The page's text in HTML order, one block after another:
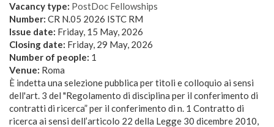
Vacancy type: PostDoc Fellowships
Number: CR N.05 2026 ISTC RM
Issue date: Friday, 15 May, 2026
Closing date: Friday, 29 May, 2026
Number of people: 1
Venue: Roma
È indetta una selezione pubblica per titoli e colloquio ai sensi
dell'art. 3 del "Regolamento di disciplina per il conferimento di
contratti di ricerca” per il conferimento di n. 1 Contratto di
ricerca ai sensi dell’articolo 22 della Legge 30 dicembre 2010,